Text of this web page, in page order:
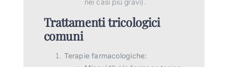
nei casi più gravi).
Trattamenti tricologici
comuni
Terapie farmacologiche: